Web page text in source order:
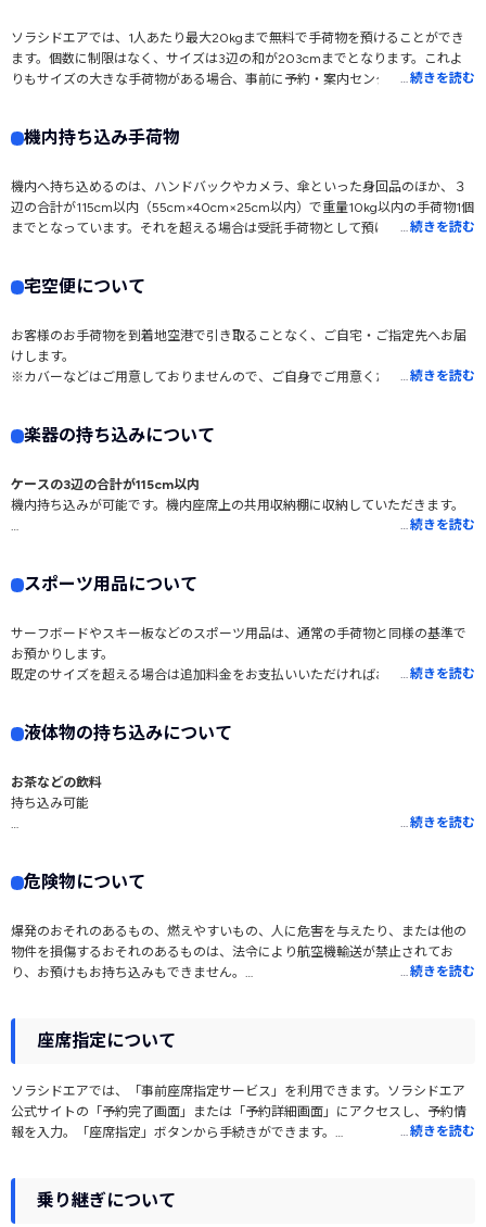
ソラシドエアでは、1人あたり最大20kgまで無料で手荷物を預けることができ
ます。個数に制限はなく、サイズは3辺の和が203cmまでとなります。これよ
りもサイズの大きな手荷物がある場合、事前に予約・案内センターまでご連絡
無料で預けられる重量を超える場合、100kgまでの手荷物は「超過手荷物料
す。これを超えてしまう場合は2つ以上に分けて預けてください。
…続きを読む
機内持ち込み手荷物
機内へ持ち込めるのは、ハンドバックやカメラ、傘といった身回品のほか、３
辺の合計が115cm以内（55cm×40cm×25cm以内）で重量10kg以内の手荷物1個
までとなっています。それを超える場合は受託手荷物として預けることになり
る場合があります。
…続きを読む
宅空便について
お客様のお手荷物を到着地空港で引き取ることなく、ご自宅・ご指定先へお届
けします。
※カバーなどはご用意しておりませんので、ご自身でご用意ください。
…続きを読む
楽器の持ち込みについて
ケースの3辺の合計が115cm以内
機内持ち込みが可能です。機内座席上の共用収納棚に収納していただきます。
スをご用意しております。また、コントラバスはケースの貸し出し有無に関わ
合わせください。
予約・案内センター
※ケースは数に限りがあるため、状況によってはご用意できないこともござい
…続きを読む
スポーツ用品について
サーフボードやスキー板などのスポーツ用品は、通常の手荷物と同様の基準で
お預かりします。
既定のサイズを超える場合は追加料金をお支払いいただければお預かりが可能
ターへご連絡ください。
※搭載可能長さの目安 320cm：スポーツ用品の重さや大きさによっては、貨物
室のスペース上お預かりできない場合がありますので、その際はお客様ご自身
…続きを読む
液体物の持ち込みについて
お茶などの飲料
持ち込み可能
※アルコール度数24％以上70%以下のものはお一人様5リットルまで。
…続きを読む
危険物について
爆発のおそれのあるもの、燃えやすいもの、人に危害を与えたり、または他の
物件を損傷するおそれのあるものは、法令により航空機輸送が禁止されてお
り、お預けもお持ち込みもできません。
空港に行く前に確認！飛行機に持ち込めないモノ－ 政府インターネットテレビ
…続きを読む
座席指定について
ソラシドエアでは、「事前座席指定サービス」を利用できます。ソラシドエア
公式サイトの「予約完了画面」または「予約詳細画面」にアクセスし、予約情
報を入力。「座席指定」ボタンから手続きができます。
きる座席は異なります。事前指定できない場合は出発当日、空港で手続きを行
…続きを読む
乗り継ぎについて